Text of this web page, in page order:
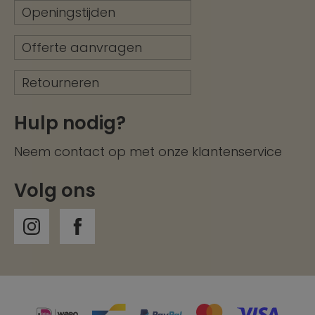
Openingstijden
Offerte aanvragen
Retourneren
Hulp nodig?
Neem contact op met onze klantenservice
Volg ons